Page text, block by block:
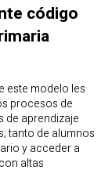
código
este modelo les
procesos de
de aprendizaje
tanto de alumnos
y acceder a
altas